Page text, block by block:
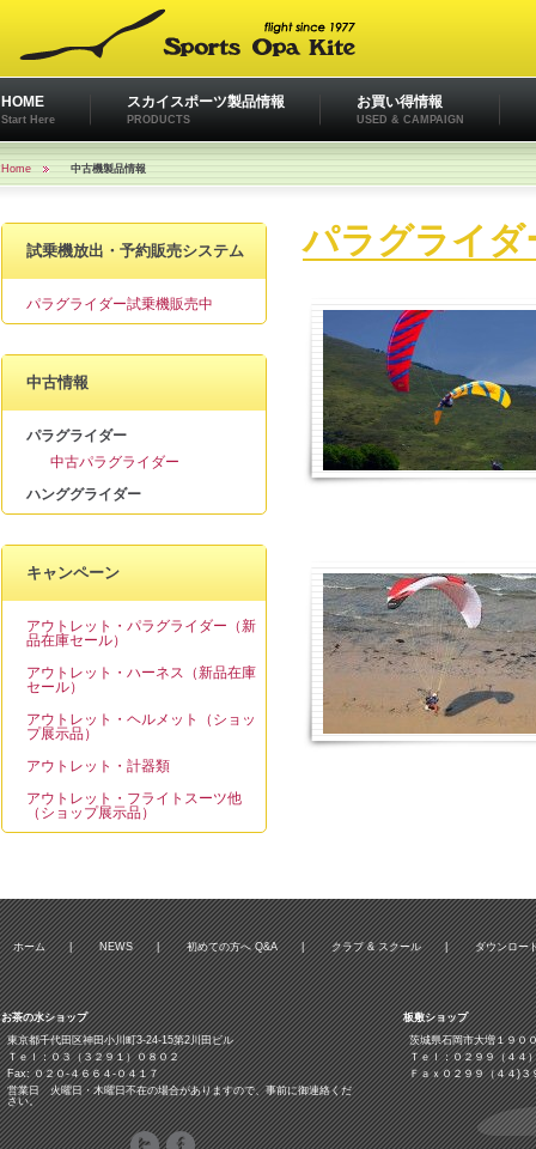
HOME
Start Here
スカイスポーツ製品情報
PRODUCTS
お買い得情報
USED & CAMPAIGN
Home 中古機製品情報
試乗機放出・予約販売システム
パラグライダー試乗機販売中
中古情報
パラグライダー
中古パラグライダー
ハンググライダー
キャンペーン
アウトレット・パラグライダー（新
品在庫セール）
アウトレット・ハーネス（新品在庫
セール）
アウトレット・ヘルメット（ショッ
プ展示品）
アウトレット・計器類
アウトレット・フライトスーツ他
（ショップ展示品）
パラグライダ
ホーム | NEWS | 初めての方へ Q&A | クラブ & スクール | ダウンロー
お茶の水ショップ
東京都千代田区神田小川町3‐24‐15第2川田ビル
Ｔｅｌ：０３（３２９１）０８０２
Fax: ０２０-４６６４-０４１７
営業日 火曜日・木曜日不在の場合がありますので、事前に御連絡くだ
さい。
板敷ショップ
茨城県石岡市大増１９０
Ｔｅｌ：０２９９（４４
Ｆａｘ０２９９（４４)３